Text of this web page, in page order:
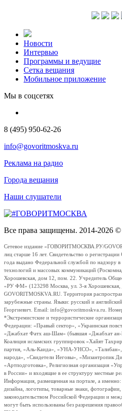
Новости
Интервью
Программы и ведущие
Сетка вещания
Мобильное приложение
Мы в соцсетях
8 (495) 950-62-26
info@govoritmoskva.ru
Реклама на радио
Города вещания
Наши слушатели
Все права защищены. 2014-2026
Сетевое издание «ГОВОРИТМОСКВА.РУ/
лиц старше 16 лет. Свидетельство о
года выдано Федеральной службой по надзору
технологий и массовых коммуникаций
Хорошевская, дом 12, пом. 22. Учредитель
«РУ ФМ» (123298 Москва, ул. 3-я Хорошевская,
GOVORITMOSKVA.RU. Территория
зарубежные страны. Языки: русский и
Георгиевич. Email: info@govoritmoskva.ru.
*Экстремистские и террористические
Федерации: «Правый сектор», «Украинская
«Джабхат Фатх аш-Шам» (бывшая «Джабхат ан-
Коалиция исламских группировок «Хайят
партия, «Аль-Каида», «УНА-УНСО», «Талибан»,
народа», «Свидетели Иеговы», «Мизантропик
«Артподготовка», Религиозная организация
в России» и входящие в ее структуру местные
Информация, размещенная на портале, а именно:
дизайна, логотипы, товарные знаки,
законодательством Российской Федерации и
могут быть использованы без разрешения